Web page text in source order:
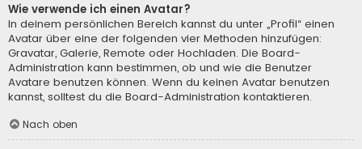
Wie verwende ich einen Avatar?
In deinem persönlichen Bereich kannst du unter „Profil“ einen
Avatar über eine der folgenden vier Methoden hinzufügen:
Gravatar, Galerie, Remote oder Hochladen. Die Board-
Administration kann bestimmen, ob und wie die Benutzer
Avatare benutzen können. Wenn du keinen Avatar benutzen
kannst, solltest du die Board-Administration kontaktieren.
Nach oben